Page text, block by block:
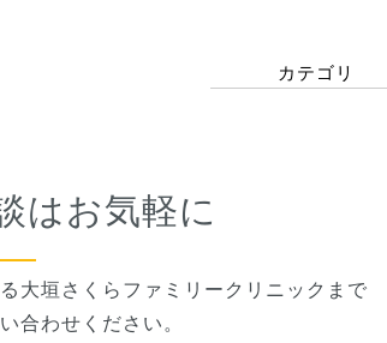
カテゴリ
はお気軽に
大垣さくらファミリークリニックまで
合わせください。